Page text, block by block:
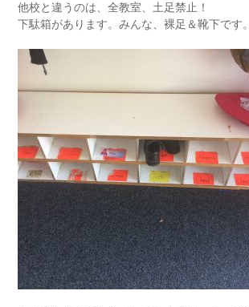
他校と違うのは、全教室、土足禁止！
下駄箱があります。みんな、裸足＆靴下です。